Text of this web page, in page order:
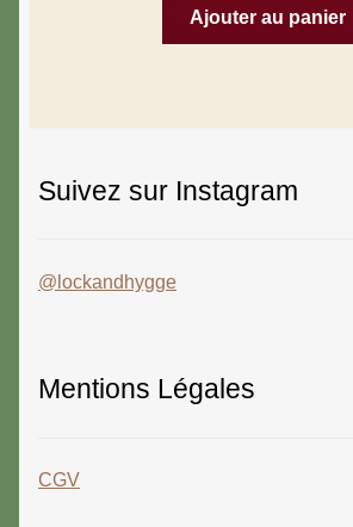
Ajouter au panier
Suivez sur Instagram
@lockandhygge
Mentions Légales
CGV